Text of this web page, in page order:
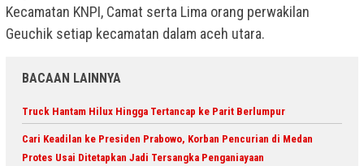
Kecamatan KNPI, Camat serta Lima orang perwakilan
Geuchik setiap kecamatan dalam aceh utara.
BACAAN LAINNYA
Truck Hantam Hilux Hingga Tertancap ke Parit Berlumpur
Cari Keadilan ke Presiden Prabowo, Korban Pencurian di Medan
Protes Usai Ditetapkan Jadi Tersangka Penganiayaan